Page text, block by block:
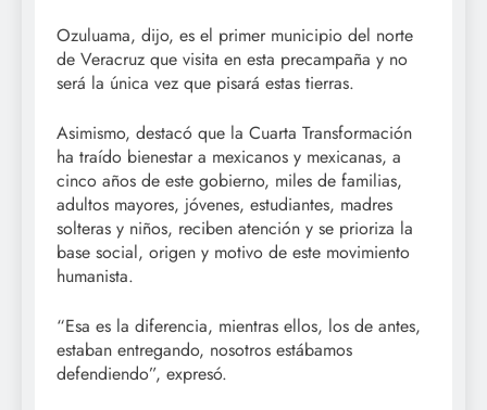
Ozuluama, dijo, es el primer municipio del norte
de Veracruz que visita en esta precampaña y no
será la única vez que pisará estas tierras.
Asimismo, destacó que la Cuarta Transformación
ha traído bienestar a mexicanos y mexicanas, a
cinco años de este gobierno, miles de familias,
adultos mayores, jóvenes, estudiantes, madres
solteras y niños, reciben atención y se prioriza la
base social, origen y motivo de este movimiento
humanista.
“Esa es la diferencia, mientras ellos, los de antes,
estaban entregando, nosotros estábamos
defendiendo”, expresó.